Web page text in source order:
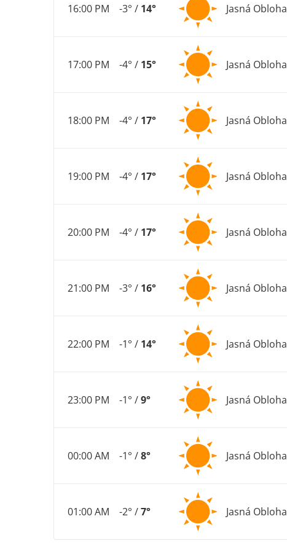
16:00 PM -3° / 14° Jasná Obloha
17:00 PM -4° / 15° Jasná Obloha
18:00 PM -4° / 17° Jasná Obloha
19:00 PM -4° / 17° Jasná Obloha
20:00 PM -4° / 17° Jasná Obloha
21:00 PM -3° / 16° Jasná Obloha
22:00 PM -1° / 14° Jasná Obloha
23:00 PM -1° /9° Jasná Obloha
00:00 AM -1° /8° Jasná Obloha
01:00 AM -2° /7° Jasná Obloha